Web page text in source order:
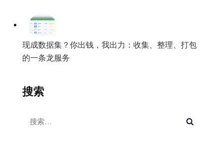
现成数据集？你出钱，我出力：收集、整理、打包
的一条龙服务
搜索